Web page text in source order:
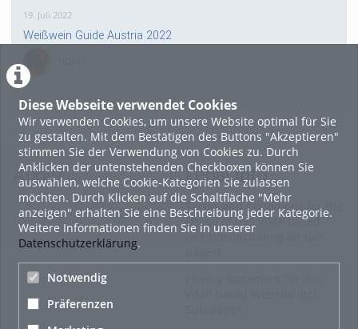
Diese Webseite verwendet Cookies
Wir verwenden Cookies, um unsere Website optimal für Sie
zu gestalten. Mit dem Bestätigen des Buttons "Akzeptieren"
stimmen Sie der Verwendung von Cookies zu. Durch
Anklicken der untenstehenden Checkboxen können Sie
auswählen, welche Cookie-Kategorien Sie zulassen
möchten. Durch Klicken auf die Schaltfläche "Mehr
anzeigen" erhalten Sie eine Beschreibung jeder Kategorie.
Weitere Informationen finden Sie in unserer
Datenschutzerklärung.
Notwendig
Präferenzen
19. Juli 2022
Weißwein Guide Austria 2022
16. Mai 2022
neuer Test-Newsbeitrag
HOHU
9. Mai 2022
¨Haager Lies reloaded“ - der neue Top-Radweg in OÖ
verbindet
About Legal Info
Terms and Conditions for the
Usage of this ViMP based
website (including all sub-